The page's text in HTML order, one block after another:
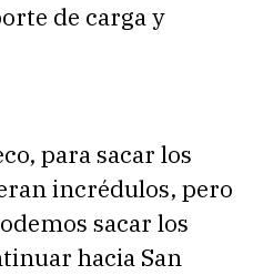
de carga y
para sacar los
incrédulos, pero
sacar los
hacia San